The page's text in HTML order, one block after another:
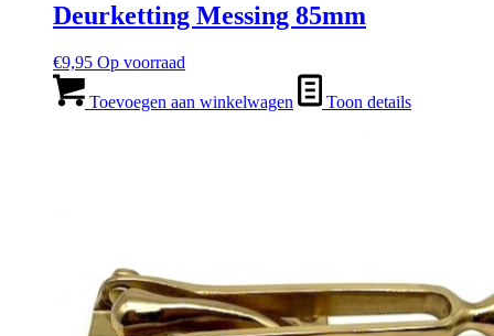
Deurketting Messing 85mm
€9,95 Op voorraad
Toevoegen aan winkelwagen Toon details